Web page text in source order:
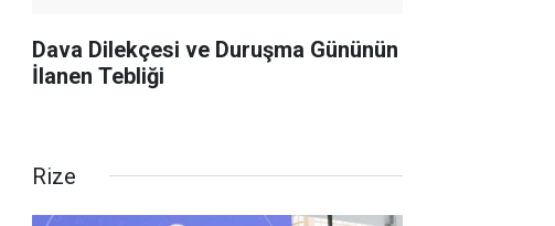
Dava Dilekçesi ve Duruşma Gününün
İlanen Tebliği
Rize